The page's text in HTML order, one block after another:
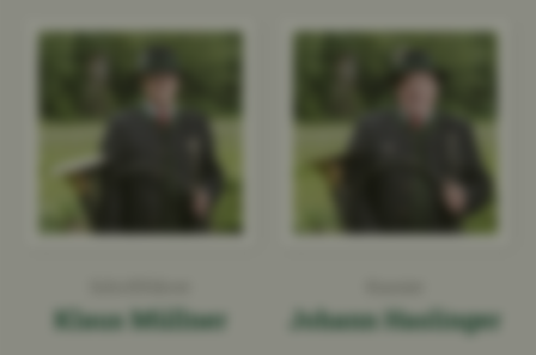
Klaus Müllner Johann Haslinger